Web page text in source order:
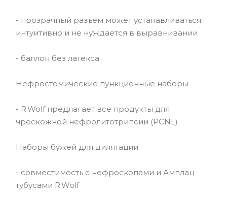
- прозрачный разъем может устанавливаться
интуитивно и не нуждается в выравнивании
- баллон без латекса
Нефростомические пункционные наборы
- R.Wolf предлагает все продукты для
чрескожной нефролитотрипсии (PCNL)
Наборы бужей для дилятации
- совместимость с нефроскопами и Амплац
тубусами R.Wolf